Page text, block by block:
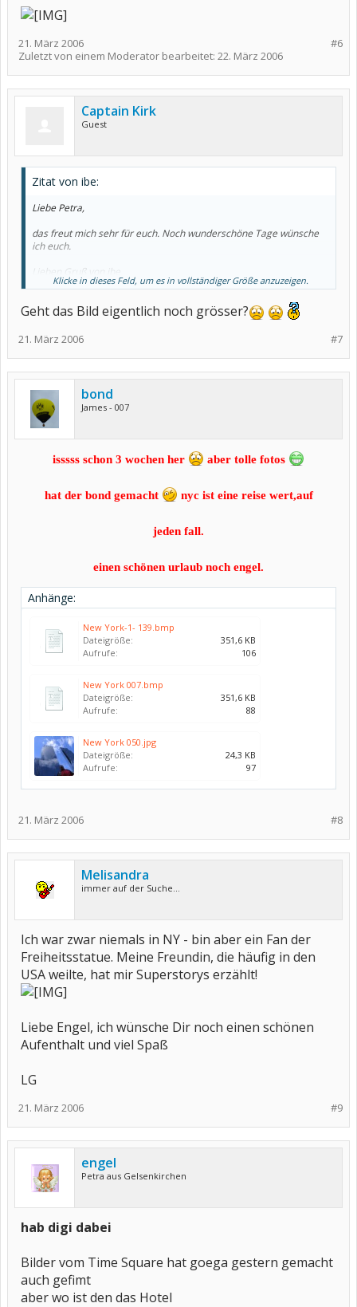
#6
21. März 2006
Zuletzt von einem Moderator bearbeitet: 22. März 2006
Captain Kirk
Guest
Zitat von ibe:
Liebe Petra,
das freut mich sehr für euch. Noch wunderschöne Tage wünsche
ich euch.
Lieben Gruß von ibe
Klicke in dieses Feld, um es in vollständiger Größe anzuzeigen.
Geht das Bild eigentlich noch grösser?
#7
21. März 2006
bond
James - 007
isssss schon 3 wochen her aber tolle fotos
hat der bond gemacht nyc ist eine reise wert,auf
jeden fall.
einen schönen urlaub noch engel.
Anhänge:
New York-1- 139.bmp
Dateigröße:
351,6 KB
Aufrufe:
106
New York 007.bmp
Dateigröße:
351,6 KB
Aufrufe:
88
New York 050.jpg
Dateigröße:
24,3 KB
Aufrufe:
97
#8
21. März 2006
Melisandra
immer auf der Suche...
Ich war zwar niemals in NY - bin aber ein Fan der
Freiheitsstatue. Meine Freundin, die häufig in den
USA weilte, hat mir Superstorys erzählt!
Liebe Engel, ich wünsche Dir noch einen schönen
Aufenthalt und viel Spaß
LG
#9
21. März 2006
engel
Petra aus Gelsenkirchen
hab digi dabei
Bilder vom Time Square hat goega gestern gemacht
auch gefimt
aber wo ist den das Hotel